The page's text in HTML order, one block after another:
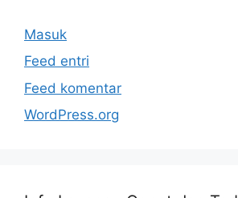
Masuk
Feed entri
Feed komentar
WordPress.org